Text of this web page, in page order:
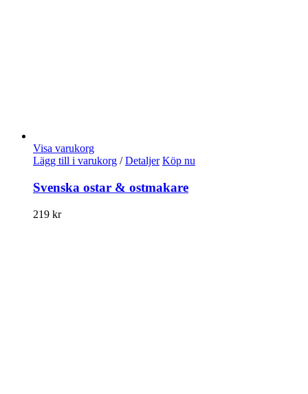
Visa varukorg
Lägg till i varukorg / Detaljer Köp nu
Svenska ostar & ostmakare
219 kr